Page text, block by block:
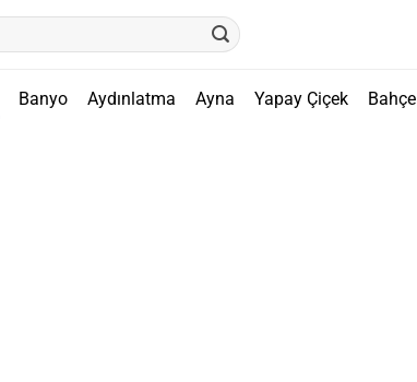
Banyo Aydınlatma Ayna Yapay Çiçek Bahçe